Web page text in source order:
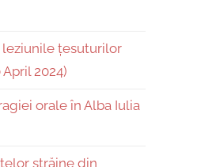
țesuturilor
2024)
orale în Alba Iulia
străine din